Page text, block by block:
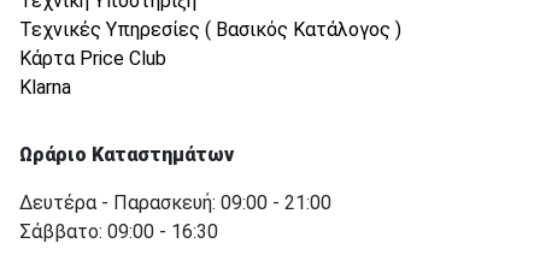
Τεχνικές Υπηρεσίες ( Βασικός Κατάλογος )
Κάρτα Price Club
Klarna
Ωράριο Καταστημάτων
Δευτέρα - Παρασκευή: 09:00 - 21:00
Σάββατο: 09:00 - 16:30